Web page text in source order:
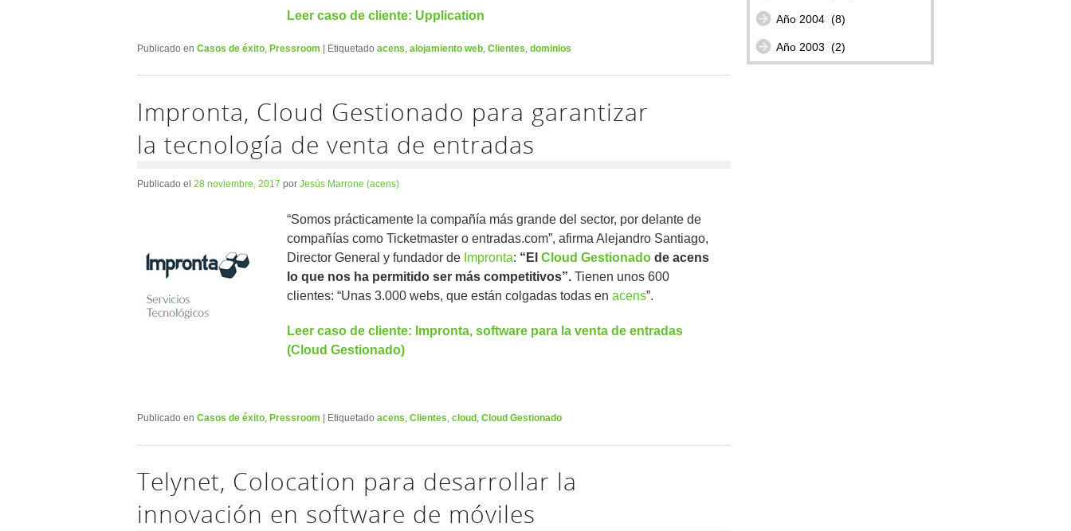
Leer caso de cliente: Upplication
Publicado en Casos de éxito, Pressroom Etiquetado acens, alojamiento web, Clientes, dominios
Impronta, Cloud Gestionado para garantizar
la tecnología de venta de entradas
Publicado el 28 noviembre, 2017 por Jesús Marrone (acens)
“Somos prácticamente la compañía más grande del sector, por delante de
compañías como Ticketmaster o entradas.com”, afirma Alejandro Santiago,
Director General y fundador de Impronta: “El Cloud Gestionadode acens
lo que nos ha permitido ser más competitivos”. Tienen unos 600
clientes: “Unas 3.000 webs, que están colgadas todas en acens”.
Leer caso de cliente: Impronta, software para la venta de entradas
(Cloud Gestionado)
Publicado en Casos de éxito, Pressroom Etiquetado acens, Clientes, cloud , Cloud Gestionado
Telynet, Colocation para desarrollar la
innovación en software de móviles
Año 2004 (8)
Año 2003 (2)